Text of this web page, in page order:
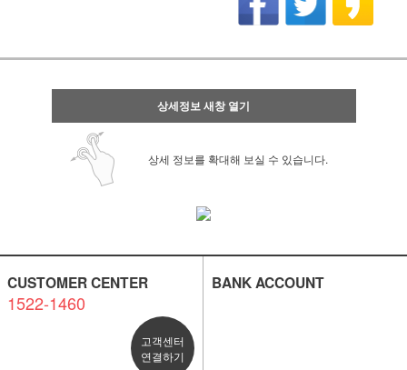
상세정보 새창 열기
상세 정보를 확대해 보실 수 있습니다.
CUSTOMER CENTER
1522-1460
고객센터
연결하기
BANK ACCOUNT